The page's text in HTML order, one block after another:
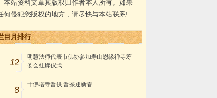
本站资料文章其版权归作者本人所有。如果
何侵犯您版权的地方，请尽快与本站联系!
目月排行
12
明慧法师代表市佛协参加寿山恩缘禅寺筹
委会挂牌仪式
8
千佛塔寺普供 普茶迎新春